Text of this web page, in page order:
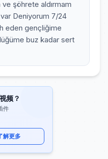
şöhrete aldırmam
Deniyorum 7/24
eden gençliğime
buz kadar sert
频？
件
解更多